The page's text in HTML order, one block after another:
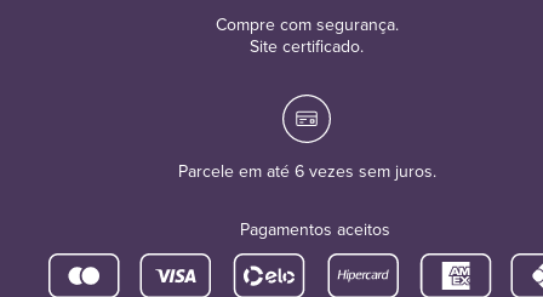
Compre com segurança.
Site certificado.
Parcele em até 6 vezes sem juros.
Pagamentos aceitos